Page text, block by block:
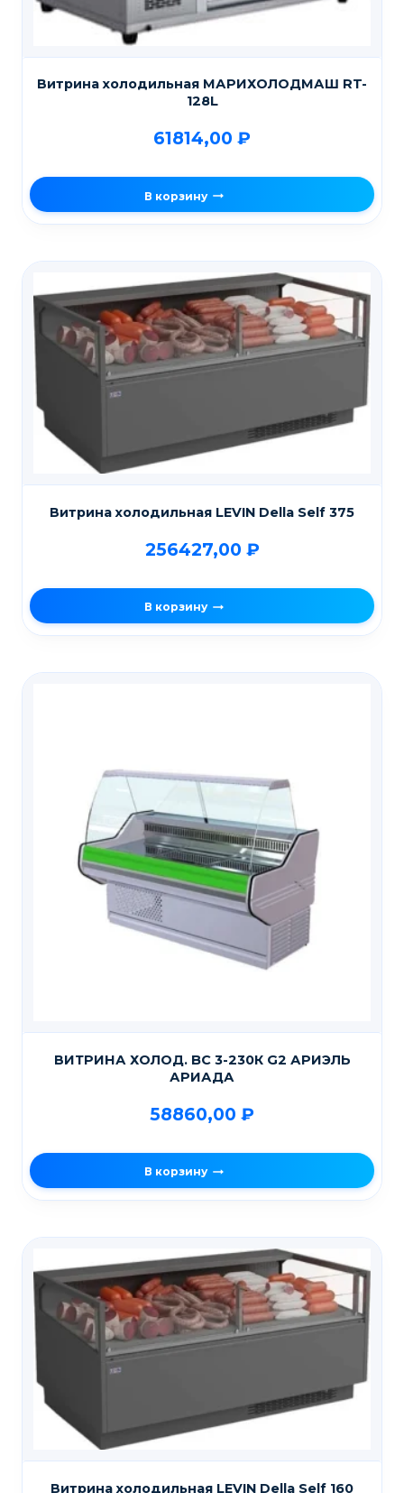
Витрина холодильная МАРИХОЛОДМАШ RT-
128L
61814,00 ₽
В корзину
Витрина холодильная LEVIN Della Self 375
256427,00 ₽
В корзину
ВИТРИНА ХОЛОД. BC 3-230К G2 АРИЭЛЬ
АРИАДА
58860,00 ₽
В корзину
Витрина холодильная LEVIN Della Self 160